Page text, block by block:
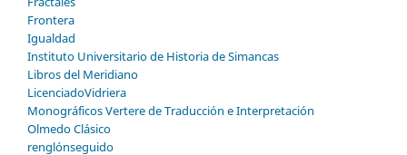
Frontera
Igualdad
Instituto Universitario de Historia de Simancas
Libros del Meridiano
LicenciadoVidriera
Monográficos Vertere de Traducción e Interpretación
Olmedo Clásico
renglónseguido